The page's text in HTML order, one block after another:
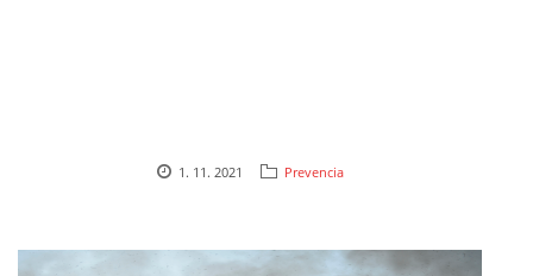
1. 11. 2021 Prevencia